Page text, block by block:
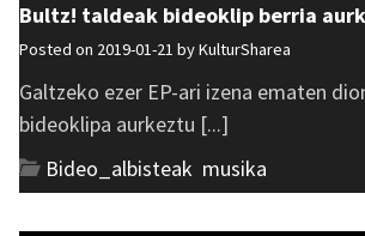
Bultz! taldeak bideoklip berria
Posted on 2019-01-21 byKulturSharea
Galtzeko ezer EP-ari izena ematen
bideoklipa aurkeztu [...]
Bideo_albisteak musika